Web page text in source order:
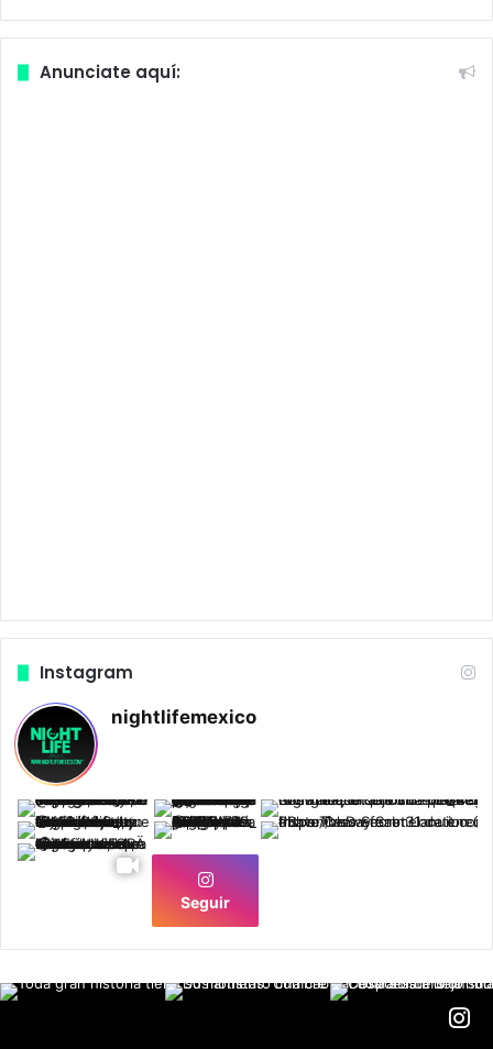
Anunciate aquí:
Instagram
nightlifemexico
Seguir